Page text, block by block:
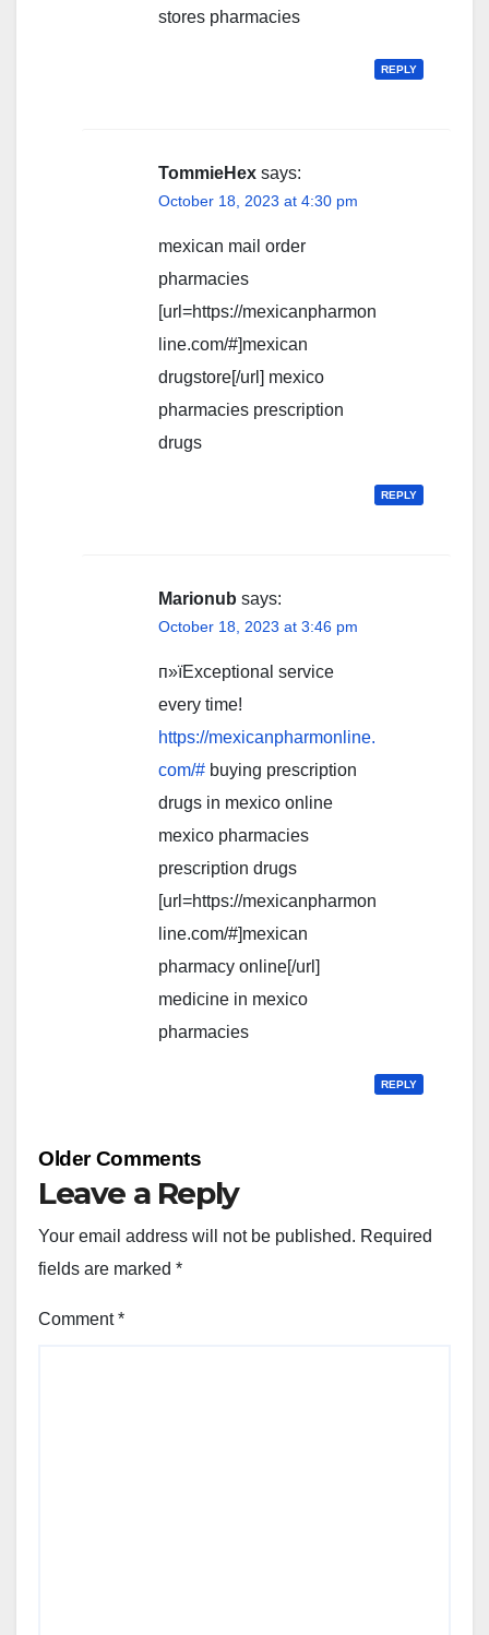
stores pharmacies
REPLY
TommieHex says:
October 18, 2023 at 4:30 pm
mexican mail order
pharmacies
[url=https://mexicanpharmon
line.com/#]mexican
drugstore[/url] mexico
pharmacies prescription
drugs
REPLY
Marionub says:
October 18, 2023 at 3:46 pm
п»їExceptional service
every time!
https://mexicanpharmonline.
com/# buying prescription
drugs in mexico online
mexico pharmacies
prescription drugs
[url=https://mexicanpharmon
line.com/#]mexican
pharmacy online[/url]
medicine in mexico
pharmacies
REPLY
Comment
Older Comments
Leave a Reply
Your email address will not be published. Required
fields are marked *
Comment*